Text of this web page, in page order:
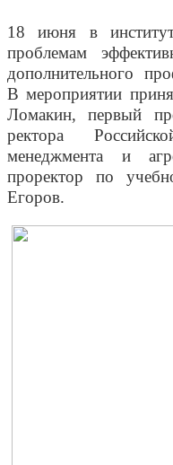
18 июня в
проблемам
дополнительного
В мероприятии
Ломакин, первый
ректора
менеджмента и
проректор по
Егоров.